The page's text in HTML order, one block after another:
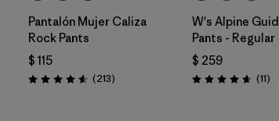
Pantalón Mujer Caliza
Rock Pants
$ 115
Valoración: 4.6 / 5
(213Comentarios
)
W's Alpine
Pants - Regular
$ 259
Valoración: 4.6 / 5
(11)